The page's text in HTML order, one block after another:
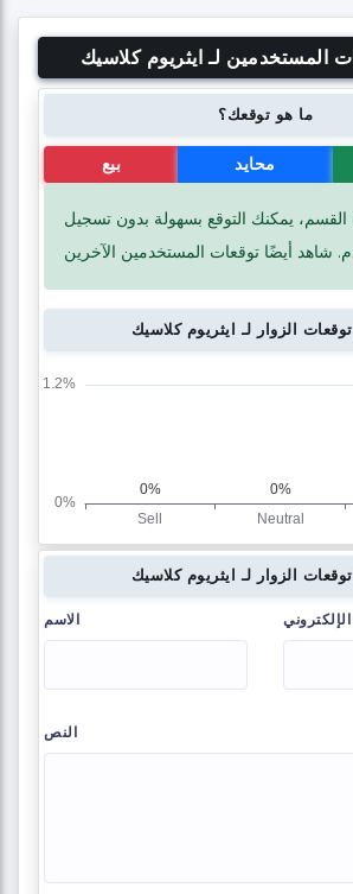
ما هو توقعك؟
بيع محايد
يمكنك التوقع بسهولة بدون تسجيل
الاسم الإلكتروني
النص